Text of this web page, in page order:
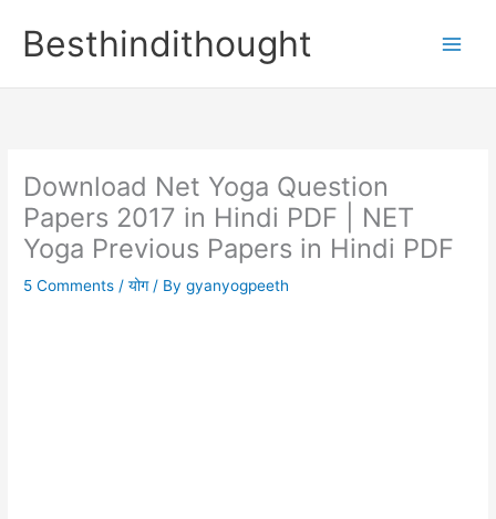
contentBesthindithought
Download Net Yoga Question
Papers 2017 in Hindi PDF | NET
Yoga Previous Papers in Hindi PDF
5 Comments /योग/ Bygyanyogpeeth